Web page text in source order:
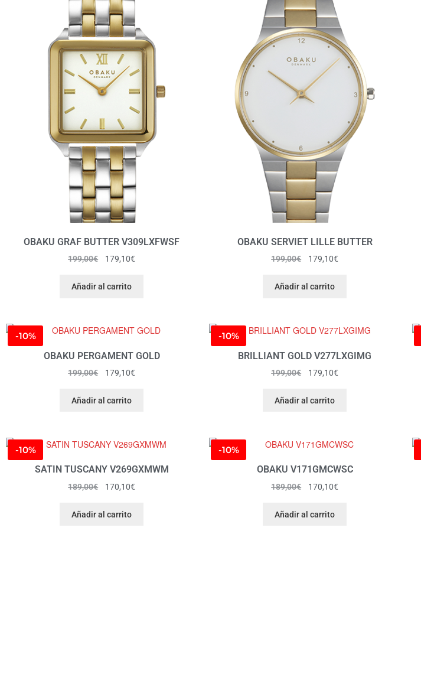
OBAKU GRAF BUTTER V309LXFWSF
199,00€ 179,10€
Añadir al carrito
OBAKU SERVIET LILLE BUTTER
199,00€ 179,10€
Añadir al carrito
-10%
OBAKU PERGAMENT GOLD
199,00€ 179,10€
Añadir al carrito
-10%
BRILLIANT GOLD V277LXGIMG
199,00€ 179,10€
Añadir al carrito
-10%
SATIN TUSCANY V269GXMWM
189,00€ 170,10€
Añadir al carrito
-10%
OBAKU V171GMCWSC
189,00€ 170,10€
Añadir al carrito